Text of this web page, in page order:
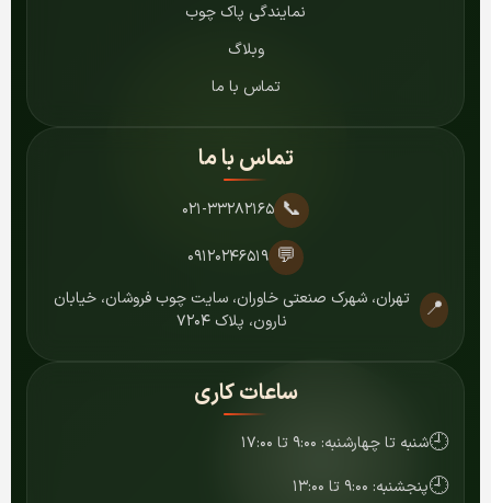
نمایندگی پاک چوب
وبلاگ
تماس با ما
تماس با ما
📞 ۰۲۱-۳۳۲۸۲۱۶۵
💬 ۰۹۱۲۰۲۴۶۵۱۹
📍
تهران، شهرک صنعتی خاوران، سایت چوب فروشان، خیابان
نارون، پلاک ۷۲۰۴
ساعات کاری
🕘شنبه تا چهارشنبه: ۹:۰۰ تا ۱۷:۰۰
🕘پنجشنبه: ۹:۰۰ تا ۱۳:۰۰